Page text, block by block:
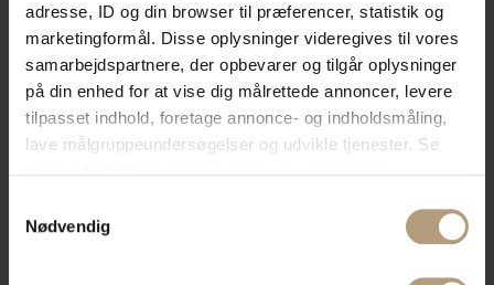
adresse, ID og din browser til præferencer, statistik og
marketingformål. Disse oplysninger videregives til vores
samarbejdspartnere, der opbevarer og tilgår oplysninger
på din enhed for at vise dig målrettede annoncer, levere
tilpasset indhold, foretage annonce- og indholdsmåling,
lave målgruppeundersøgelser og udvikle tjenester. Se
tilbage eller ændre indstillinger fra vores
"Cookiedeklaration", eller ved at trykke på "Privacy
Nødvendig